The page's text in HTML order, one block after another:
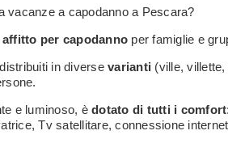
vacanze a capodanno a Pescara?
per capodanno per famiglie e
in diverse varianti (ville,
e luminoso, è dotato di tutti i comfort
Tv satellitare, connessione